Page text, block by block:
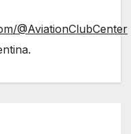
@AviationClubCenter